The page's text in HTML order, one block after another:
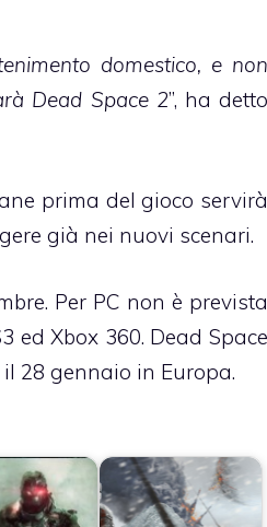
domestico, e non
Dead Space 2”, ha detto
prima del gioco servirà
già nei nuovi scenari.
Per PC non è prevista
ed Xbox 360. Dead Space
il 28 gennaio in Europa.